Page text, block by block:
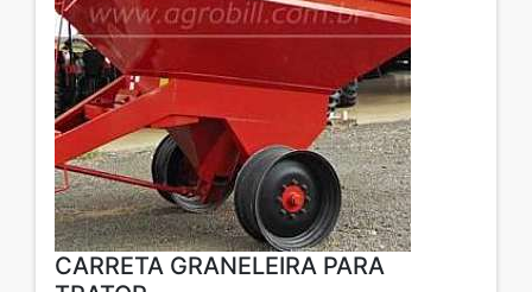
CARRETA GRANELEIRA PARA